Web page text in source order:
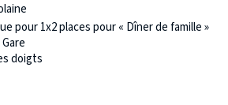
pour 1x2 places pour « Dîner de famille »
doigts